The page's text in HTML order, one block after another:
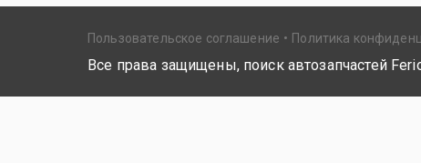
Пользовательское соглашение Политика
Все права защищены, поиск автозапчастей